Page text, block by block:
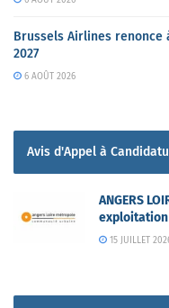
Brussels Airlines
2027
6 AOÛT 2026
Avis d'Appel à
ANGERS
exploitation
15 JUILLET